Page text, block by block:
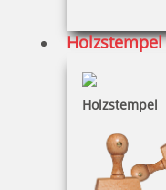
Holzstempel
Holzstempel
Bestellen
Braille